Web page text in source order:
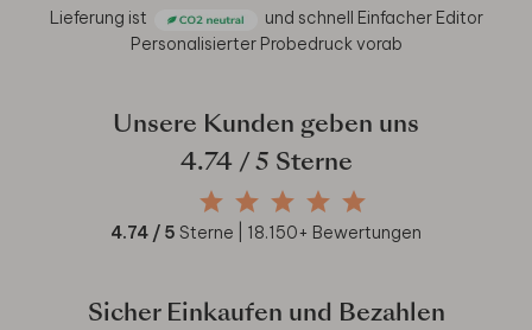
Lieferung ist und schnell Einfacher Editor
Personalisierter Probedruck vorab
Unsere Kunden geben uns
4.74/ 5 Sterne
4.74 / 5 Sterne | 18.150+ Bewertungen
Sicher Einkaufen und Bezahlen